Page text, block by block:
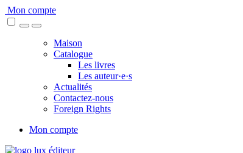
Skip
to
Mon compte
Maison
Catalogue
Les livres
Les auteur·e·s
Actualités
Contactez-nous
Foreign Rights
Mon compte